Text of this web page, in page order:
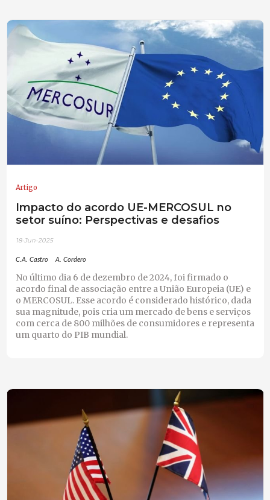
Artigo
Impacto do acordo UE-MERCOSUL no
setor suíno: Perspectivas e desafios
18-Jun-2025
C.A. Castro A. Cordero
No último dia 6 de dezembro de 2024, foi firmado o
acordo final de associação entre a União Europeia (UE) e
o MERCOSUL. Esse acordo é considerado histórico, dada
sua magnitude, pois cria um mercado de bens e serviços
com cerca de 800 milhões de consumidores e representa
um quarto do PIB mundial.